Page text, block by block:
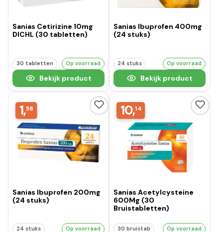
Sanias Cetirizine 10mg
DICHL (30 tabletten)
30 tabletten Op voorraad
Bekijk product
Sanias Ibuprofen 400mg
(24 stuks)
24 stuks Op voorraad
Bekijk product
1,58
Sanias Ibuprofen 200mg
(24 stuks)
24 stuks Op voorraad
10,14
Sanias Acetylcysteine
600Mg (30
Bruistabletten)
30 bruistab Op voorraad